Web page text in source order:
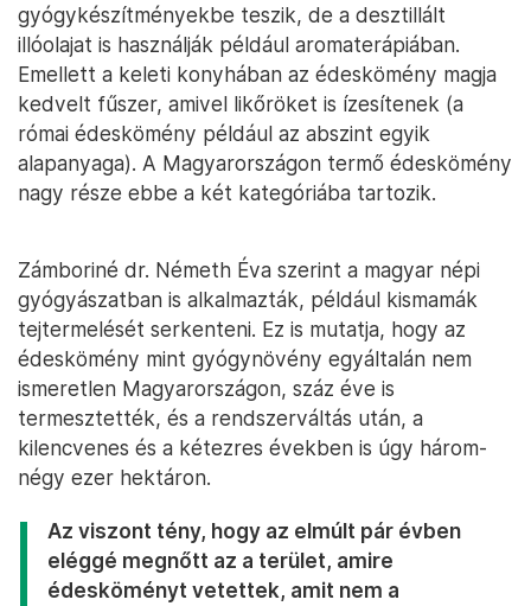
gyógykészítményekbe teszik, de a desztillált
illóolajat is használják például aromaterápiában.
Emellett a keleti konyhában az édeskömény magja
kedvelt fűszer, amivel likőröket is ízesítenek (a
római édeskömény például az abszint egyik
alapanyaga). A Magyarországon termő édeskömény
nagy része ebbe a két kategóriába tartozik.
Zámboriné dr. Németh Éva szerint a magyar népi
gyógyászatban is alkalmazták, például kismamák
tejtermelését serkenteni. Ez is mutatja, hogy az
édeskömény mint gyógynövény egyáltalán nem
ismeretlen Magyarországon, száz éve is
termesztették, és a rendszerváltás után, a
kilencvenes és a kétezres években is úgy három-
négy ezer hektáron.
Az viszont tény, hogy az elmúlt pár évben
eléggé megnőtt az a terület, amire
édesköményt vetettek, amit nem a